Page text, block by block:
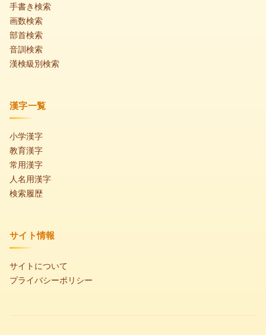
手書き検索
画数検索
部首検索
音訓検索
漢検級別検索
漢字一覧
小学漢字
教育漢字
常用漢字
人名用漢字
検索履歴
サイト情報
サイトについて
プライバシーポリシー